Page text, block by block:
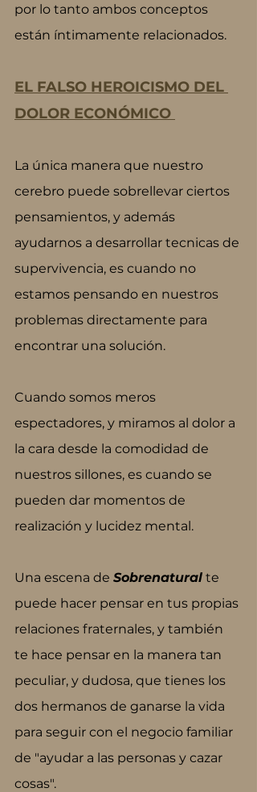
por lo tanto ambos conceptos
están íntimamente relacionados.
EL FALSO HEROICISMO DEL
DOLOR ECONÓMICO
La única manera que nuestro
cerebro puede sobrellevar ciertos
pensamientos, y además
ayudarnos a desarrollar tecnicas de
supervivencia, es cuando no
estamos pensando en nuestros
problemas directamente para
encontrar una solución.
Cuando somos meros
espectadores, y miramos al dolor a
la cara desde la comodidad de
nuestros sillones, es cuando se
pueden dar momentos de
realización y lucidez mental.
Una escena de Sobrenatural te
puede hacer pensar en tus propias
relaciones fraternales, y también
te hace pensar en la manera tan
peculiar, y dudosa, que tienes los
dos hermanos de ganarse la vida
para seguir con el negocio familiar
de "ayudar a las personas y cazar
cosas".